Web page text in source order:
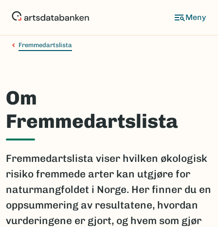
Fremmedartslista
Om
Fremmedartslista
Fremmedartslista viser hvilken økologisk
risiko fremmede arter kan utgjøre for
naturmangfoldet i Norge. Her finner du en
oppsummering av resultatene, hvordan
vurderingene er gjort, og hvem som gjør